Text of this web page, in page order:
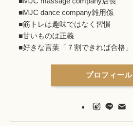
■MJC dance company雑用係
■筋トレは趣味ではなく習慣
■甘いものは正義
■好きな言葉「７割できれば合格」
プロフィール